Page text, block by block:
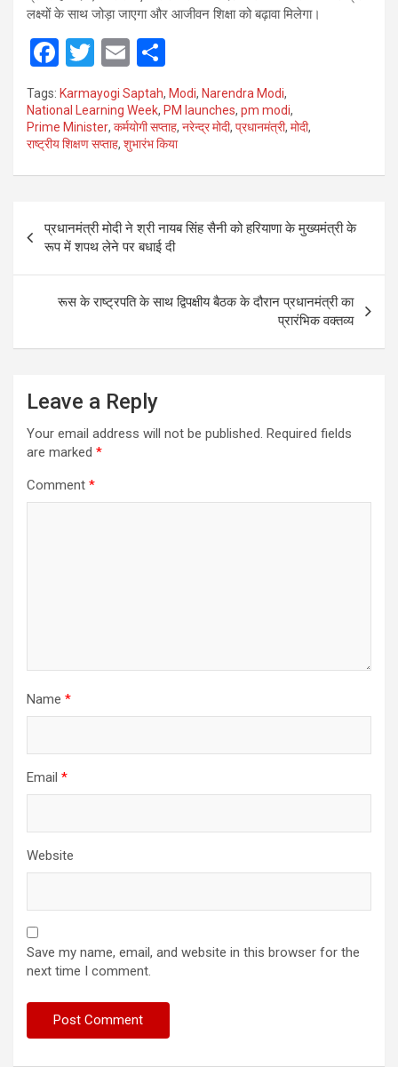
लक्ष्यों के साथ जोड़ा जाएगा और आजीवन शिक्षा को बढ़ावा मिलेगा।
F
a
ce
b
o
k
T
wi
tt
er
E
m
ail
h
ar
e
Tags: Karmayogi Saptah, Modi, Narendra Modi,
National Learning Week, PM launches, pm modi,
Prime Minister, कर्मयोगी सप्ताह, नरेन्द्र मोदी, प्रधानमंत्री, मोदी,
राष्ट्रीय शिक्षण सप्ताह, शुभारंभ किया
navigation
प्रधानमंत्री मोदी ने श्री नायब सिंह सैनी को हरियाणा के मुख्यमंत्री के
रूप में शपथ लेने पर बधाई दी
रूस के राष्ट्रपति के साथ द्विपक्षीय बैठक के दौरान प्रधानमंत्री का
प्रारंभिक वक्तव्य
Leave a Reply
Your email address will not be published. Required fields
are marked *
Comment *
Name *
Email *
Website
Save my name, email, and website in this browser for the
next time I comment.